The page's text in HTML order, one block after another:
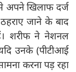
अपने खिलाफ दर्ज
जाने के बाद
शरीफ ने नेशनल
उनके (पीटीआई
करना पड़ रहा